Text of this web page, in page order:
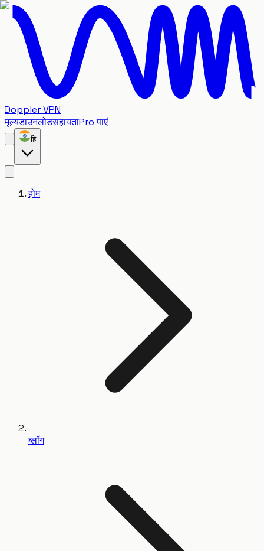
Doppler VPN
मूल्यडाउनलोडसहायताPro पाएं
हि
होम
ब्लॉग